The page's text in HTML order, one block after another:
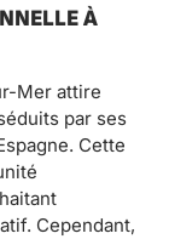
À
Mer attire
par ses
Cette
Cependant,